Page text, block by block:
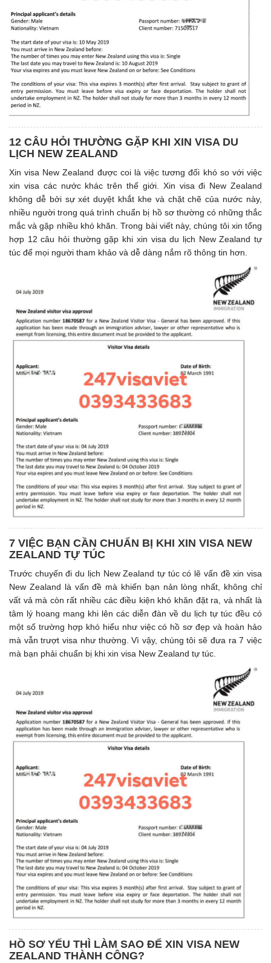
12 CÂU HỎI THƯỜNG GẶP KHI XIN VISA DU
LỊCH NEW ZEALAND
Xin visa New Zealand được coi là việc tương đối khó so với việc
xin visa các nước khác trên thế giới. Xin visa đi New Zealand
không dễ bởi sự xét duyệt khắt khe và chặt chẽ của nước này,
nhiều người trong quá trình chuẩn bị hồ sơ thường có những thắc
mắc và gặp nhiều khó khăn. Trong bài viết này, chúng tôi xin tổng
hợp 12 câu hỏi thường gặp khi xin visa du lịch New Zealand tự
túc để mọi người tham khảo và dễ dàng nắm rõ thông tin hơn.
7 VIỆC BẠN CẦN CHUẨN BỊ KHI XIN VISA NEW
ZEALAND TỰ TÚC
Trước chuyến đi du lịch New Zealand tự túc có lẽ vấn đề xin visa
New Zealand là vấn đề mà khiến bạn nản lòng nhất, không chỉ
vất vả mà còn rất nhiều các điều kiện khó khăn đặt ra, và nhất là
tâm lý hoang mang khi lên các diễn đàn về du lịch tự túc đều có
một số trường hợp khó hiểu như việc có hồ sơ đẹp và hoàn hảo
mà vẫn trượt visa như thường. Vì vậy, chúng tôi sẽ đưa ra 7 việc
mà bạn phải chuẩn bị khi xin visa New Zealand tự túc.
HỒ SƠ YẾU THÌ LÀM SAO ĐỂ XIN VISA NEW
ZEALAND THÀNH CÔNG?